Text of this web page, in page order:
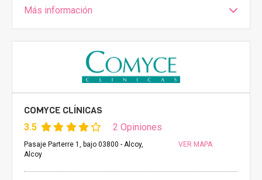
Más información
COMYCE CLÍNICAS
3.5 2 Opiniones
Pasaje Parterre 1, bajo 03800 - Alcoy,
Alcoy
VER MAPA